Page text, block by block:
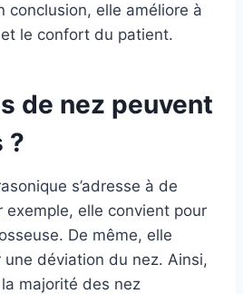
conclusion, elle améliore à
et le confort du patient.
de nez peuvent
?
s’adresse à de
exemple, elle convient pour
De même, elle
déviation du nez. Ainsi,
majorité des nez